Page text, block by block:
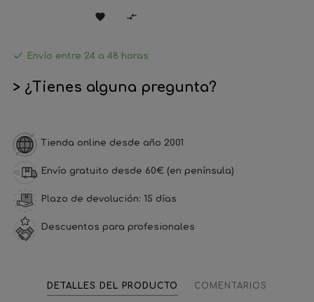
 
 Envío entre 24 a 48 horas
> ¿Tienes alguna pregunta?
Tienda online desde año 2001
Envío gratuito desde 60€ (en península)
Plazo de devolución: 15 días
Descuentos para profesionales
DETALLES DEL PRODUCTO COMENTARIOS